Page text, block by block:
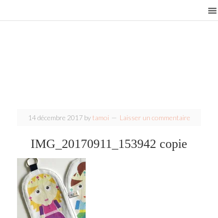
14 décembre 2017bytamoi Laisser un commentaire
IMG_20170911_153942 copie